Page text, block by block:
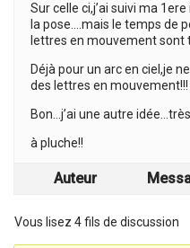
Sur celle ci,j’ai suivi ma
la pose….mais le temps de
lettres en mouvement sont
Déjà pour un arc en ciel,je
des lettres en mouvement!!!
Bon…j’ai une autre
à pluche!!
Auteur
Vous lisez 4 fils de discussion